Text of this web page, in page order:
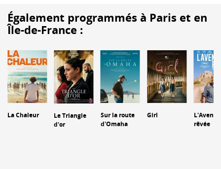
Également programmés à Paris et en
Île-de-France :
La Chaleur
Le Triangle
d'or
Sur la route
d'Omaha
Girl
rêvée